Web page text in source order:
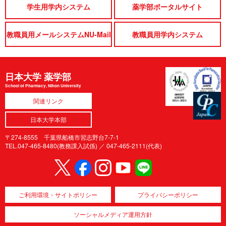
学生用学内システム 薬学部ポータルサイト
教職員用メールシステムNU-Mail 教職員用学内システム
日本大学 薬学部
School of Pharmacy, Nihon University
関連リンク
日本大学本部
〒274-8555 千葉県船橋市習志野台7-7-1
TEL.047-465-8480(教務課入試係) ／ 047-465-2111(代表)
ご利用環境・サイトポリシー プライバシーポリシー
ソーシャルメディア運用方針